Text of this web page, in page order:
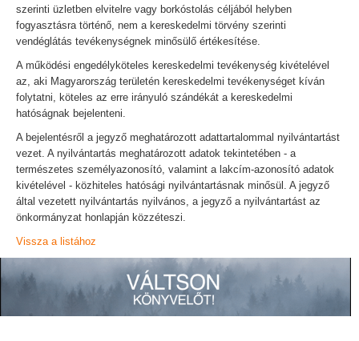
szerinti üzletben elvitelre vagy borkóstolás céljából helyben
fogyasztásra történő, nem a kereskedelmi törvény szerinti
vendéglátás tevékenységnek minősülő értékesítése.
A működési engedélyköteles kereskedelmi tevékenység kivételével
az, aki Magyarország területén kereskedelmi tevékenységet kíván
folytatni, köteles az erre irányuló szándékát a kereskedelmi
hatóságnak bejelenteni.
A bejelentésről a jegyző meghatározott adattartalommal nyilvántartást
vezet. A nyilvántartás meghatározott adatok tekintetében - a
természetes személyazonosító, valamint a lakcím-azonosító adatok
kivételével - közhiteles hatósági nyilvántartásnak minősül. A jegyző
által vezetett nyilvántartás nyilvános, a jegyző a nyilvántartást az
önkormányzat honlapján közzéteszi.
Vissza a listához